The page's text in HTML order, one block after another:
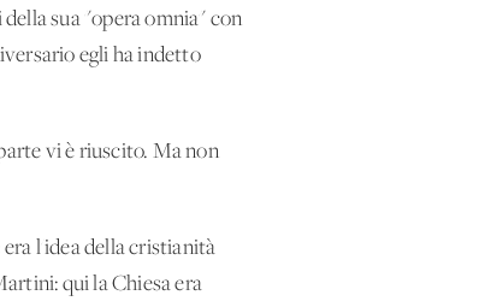
sua "opera omnia" con
egli ha indetto
vi è riuscito. Ma non
l'idea della cristianità
qui la Chiesa era